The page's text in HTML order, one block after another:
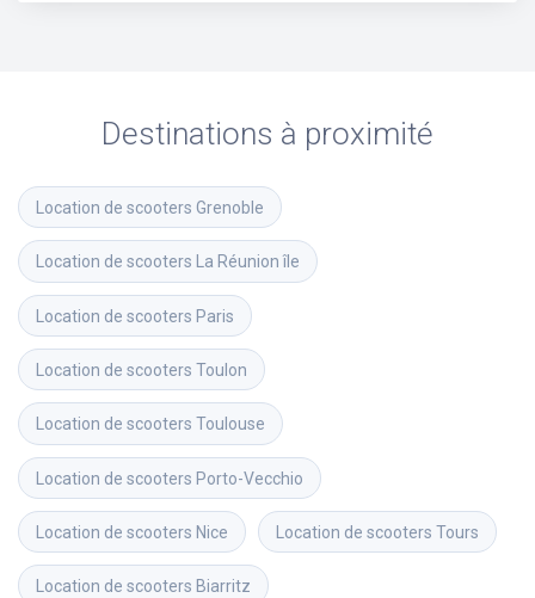
Destinations à proximité
Location de scooters Grenoble
Location de scooters La Réunion île
Location de scooters Paris
Location de scooters Toulon
Location de scooters Toulouse
Location de scooters Porto-Vecchio
Location de scooters Nice Location de scooters Tours
Location de scooters Biarritz